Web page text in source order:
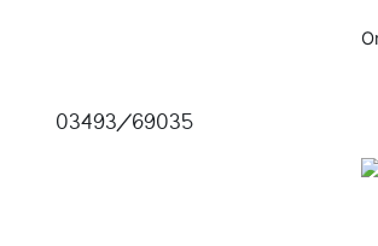
03493/69035